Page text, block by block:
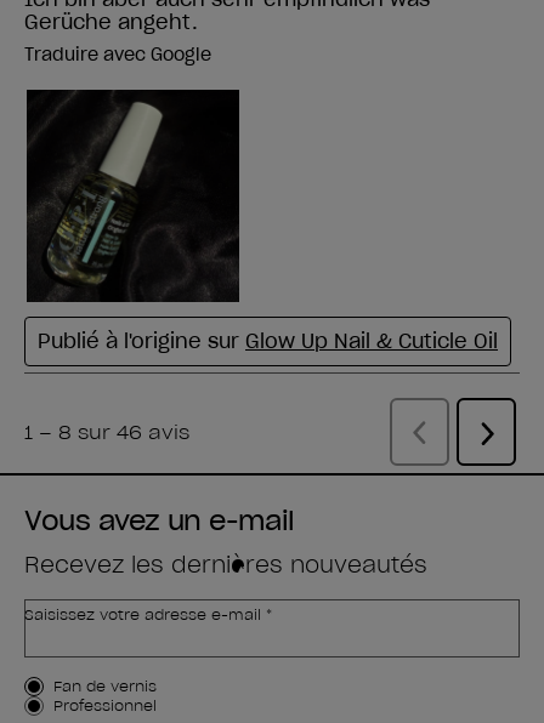
Vous avez un e-mail
Recevez les dernières nouveautés
Saisissez votre adresse e-mail *
Type de client
Fan de vernis
Professionnel